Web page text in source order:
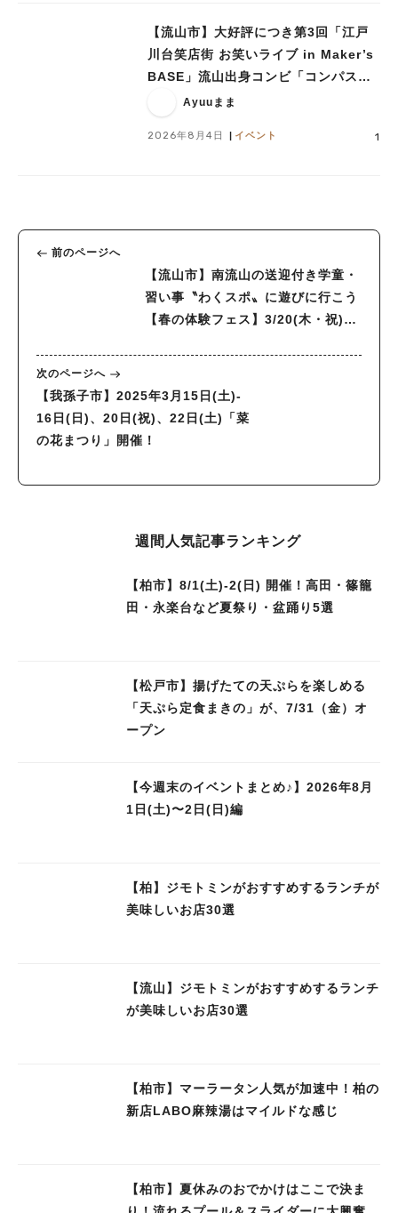
【流山市】大好評につき第3回「江戸
川台笑店街 お笑いライブ in Maker’s
BASE」流山出身コンビ「コンパス」
も登場！8/23（日）
Ayuuまま
2026年8月4日 イベント 1
前のページへ
【流山市】南流山の送迎付き学童・
習い事〝わくスポ〟に遊びに行こう
【春の体験フェス】3/20(木・祝)開
次のページへ
【我孫子市】2025年3月15日(土)‐
16日(日)、20日(祝)、22日(土)「菜
の花まつり」開催！
週間人気記事ランキング
【柏市】8/1(土)‐2(日) 開催！高田・篠籠
田・永楽台など夏祭り・盆踊り5選
【松戸市】揚げたての天ぷらを楽しめる
「天ぷら定食まきの」が、7/31（金）オ
ープン
【今週末のイベントまとめ♪】2026年8月
1日(土)〜2日(日)編
【柏】ジモトミンがおすすめするランチが
美味しいお店30選
【流山】ジモトミンがおすすめするランチ
が美味しいお店30選
【柏市】マーラータン人気が加速中！柏の
新店LABO麻辣湯はマイルドな感じ
【柏市】夏休みのおでかけはここで決ま